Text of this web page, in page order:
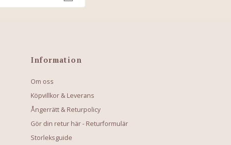
Information
Om oss
Köpvillkor & Leverans
Ångerrätt & Returpolicy
Gör din retur här - Returformulär
Storleksguide